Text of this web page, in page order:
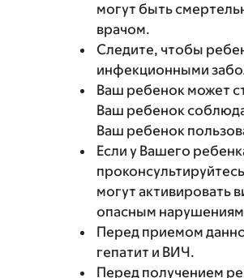
могут быть
врачом.
Следите, чтобы
инфекционными
Ваш ребенок может
Ваш ребенок
Ваш ребенок
Если у Вашего
могут активировать
опасным
Перед приемом
гепатит и ВИЧ.
Перед получением